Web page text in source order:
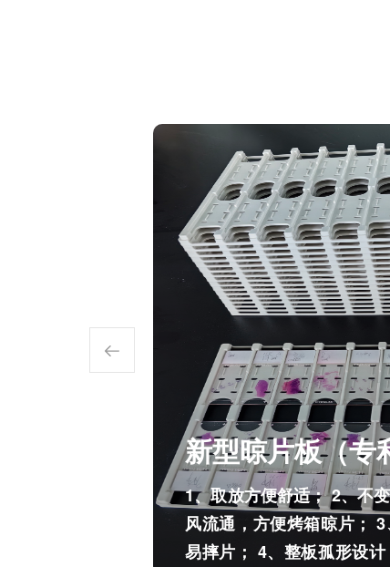
新型晾片板（专
1、取放方便舒适； 2、不
风流通，方便烤箱晾片；
易摔片； 4、整板孤形设